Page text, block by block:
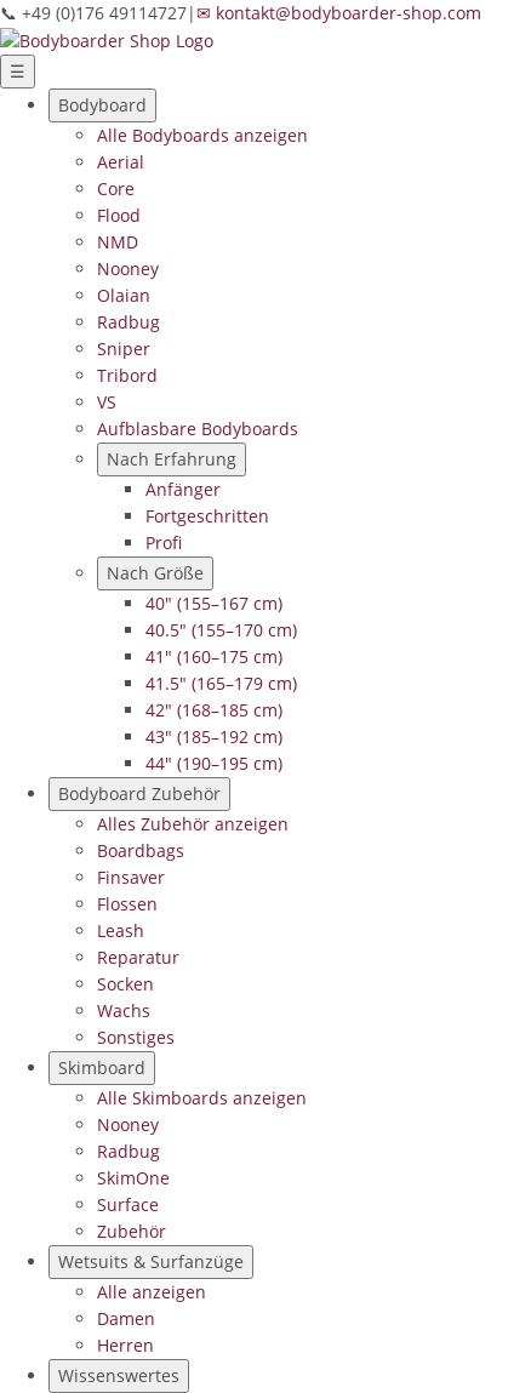
📞 +49 (0)176 49114727| ✉ kontakt@bodyboarder-shop.com
☰
Bodyboard
Alle Bodyboards anzeigen
Aerial
Core
Flood
NMD
Nooney
Olaian
Radbug
Sniper
Tribord
VS
Aufblasbare Bodyboards
Nach Erfahrung
Anfänger
Fortgeschritten
Profi
Nach Größe
40" (155–167 cm)
40.5" (155–170 cm)
41" (160–175 cm)
41.5" (165–179 cm)
42" (168–185 cm)
43" (185–192 cm)
44" (190–195 cm)
Bodyboard Zubehör
Alles Zubehör anzeigen
Boardbags
Finsaver
Flossen
Leash
Reparatur
Socken
Wachs
Sonstiges
Skimboard
Alle Skimboards anzeigen
Nooney
Radbug
SkimOne
Surface
Zubehör
Wetsuits & Surfanzüge
Alle anzeigen
Damen
Herren
Wissenswertes